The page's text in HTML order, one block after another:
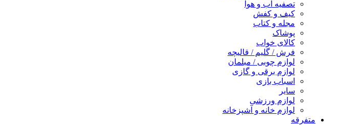
تصفیه آب و هوا
کیف و کفش
مجله و کتاب
پوشاک
کالای خواب
فرش / گلیم / قالیچه
لوازم چوبی / مبلمان
لوازم برقی و گازی
اسباب بازی
سایر
لوازم ورزشی
لوازم خانه و آشپزخانه
متفرقه